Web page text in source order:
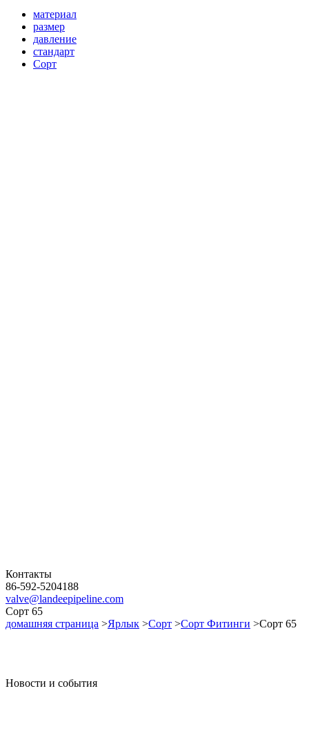
материал
размер
давление
стандарт
Сорт
Контакты
86-592-5204188
valve@landeepipeline.com
Сорт 65
домашняя страница >Ярлык >Сорт >Сорт Фитинги >Сорт 65
Новости и события